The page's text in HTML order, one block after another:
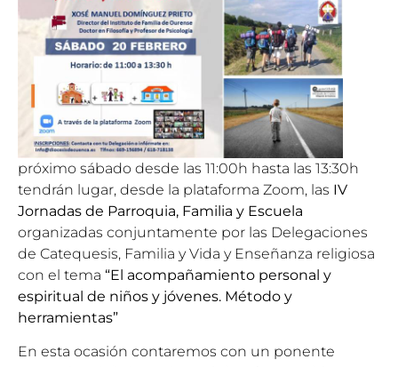
próximo sábado desde las 11:00h hasta las 13:30h
tendrán lugar, desde la plataforma Zoom, las IV
Jornadas de Parroquia, Familia y Escuela
organizadas conjuntamente por las Delegaciones
de Catequesis, Familia y Vida y Enseñanza religiosa
con el tema “El acompañamiento personal y
espiritual de niños y jóvenes. Método y
herramientas”
En esta ocasión contaremos con un ponente